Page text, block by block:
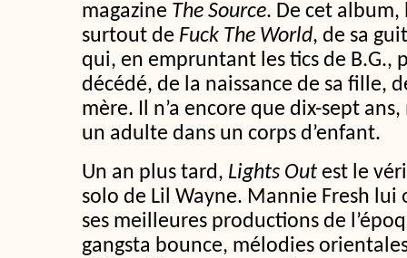
magazine The Source. De cet album,
surtout de Fuck The World, de sa
qui, en empruntant les tics de B.G.,
décédé, de la naissance de sa fille,
mère. Il n’a encore que dix-sept
un adulte dans un corps d’enfant.
Un an plus tard, Lights Out est le
solo de Lil Wayne. Mannie Fresh lui
ses meilleures productions de
gangsta bounce, mélodies